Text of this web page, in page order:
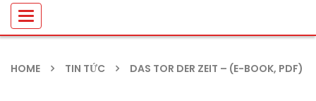
Toggle
navigation
HOME TIN TỨC DAS TOR DER ZEIT – (E-BOOK, PDF)